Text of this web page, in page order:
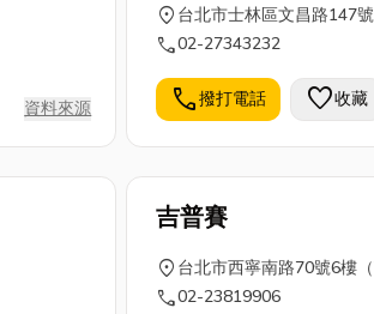
資料來源
location_on 台北市士林區文昌路147號
call02-27343232
call撥打電話 favorite收藏
吉普賽
location_on 台北市西寧南路70號6樓（
call02-23819906